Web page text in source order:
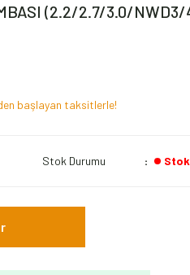
(2.2/2.7/3.0/NWD3/
başlayan taksitlerle!
Stok Durumu